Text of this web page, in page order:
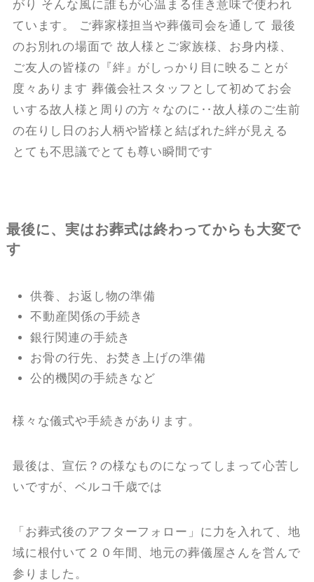
がり そんな風に誰もが心温まる佳き意味で使われ
ています。 ご葬家様担当や葬儀司会を通して 最後
のお別れの場面で 故人様とご家族様、お身内様、
ご友人の皆様の『絆』がしっかり目に映ることが
度々あります 葬儀会社スタッフとして初めてお会
いする故人様と周りの方々なのに‥故人様のご生前
の在りし日のお人柄や皆様と結ばれた絆が見える
とても不思議でとても尊い瞬間です
最後に、実はお葬式は終わってからも大変で
す
供養、お返し物の準備
不動産関係の手続き
銀行関連の手続き
お骨の行先、お焚き上げの準備
公的機関の手続きなど
様々な儀式や手続きがあります。
最後は、宣伝？の様なものになってしまって心苦し
いですが、ベルコ千歳では
「お葬式後のアフターフォロー」に力を入れて、地
域に根付いて２０年間、地元の葬儀屋さんを営んで
参りました。